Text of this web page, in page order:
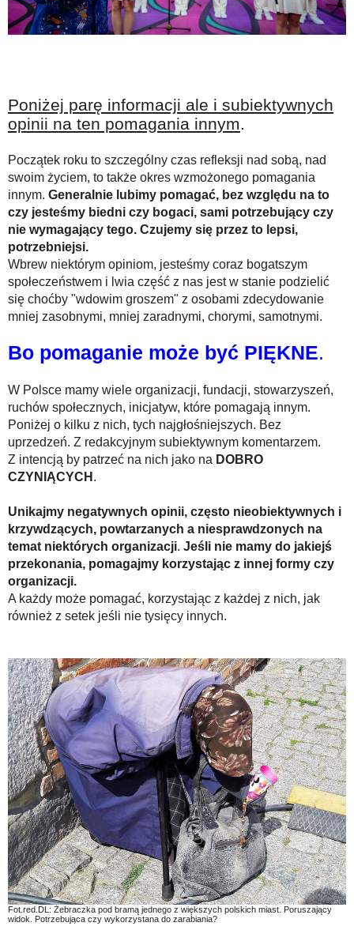
Poniżej parę informacji ale i subiektywnych
opinii na ten pomagania innym
Początek roku to szczególny czas refleksji nad sobą, nad
swoim życiem, to także okres wzmożonego pomagania
innym. Generalnie lubimy pomagać, bez względu na to
czy jesteśmy biedni czy bogaci, sami potrzebujący czy
nie wymagający tego. Czujemy się przez to lepsi,
potrzebniejsi.
Wbrew niektórym opiniom, jesteśmy coraz bogatszym
społeczeństwem i lwia część z nas jest w stanie podzielić
się choćby "wdowim groszem" z osobami zdecydowanie
mniej zasobnymi, mniej zaradnymi, chorymi, samotnymi.
Bo pomaganie może być PIĘKNE.
W Polsce mamy wiele organizacji, fundacji, stowarzyszeń,
ruchów społecznych, inicjatyw, które pomagają innym.
Poniżej o kilku z nich, tych najgłośniejszych. Bez
uprzedzeń. Z redakcyjnym subiektywnym komentarzem.
Z intencją by patrzeć na nich jako na DOBRO
CZYNIĄCYCH .
Unikajmy negatywnych opinii, często nieobiektywnych i
krzywdzących, powtarzanych a niesprawdzonych na
temat niektórych organizacji. Jeśli nie mamy do jakiejś
przekonania, pomagajmy korzystając z innej formy czy
organizacji.
A każdy może pomagać, korzystając z każdej z nich, jak
również z setek jeśli nie tysięcy innych.
Fot.red.DL: Żebraczka pod bramą jednego z większych polskich miast. Poruszający
widok. Potrzebująca czy wykorzystana do zarabiania?